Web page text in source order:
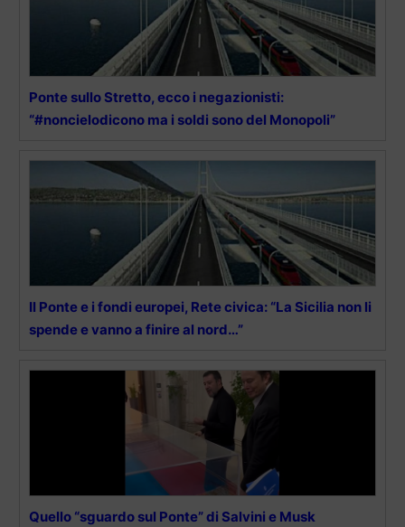
Ponte sullo Stretto, ecco i negazionisti:
“#noncielodicono ma i soldi sono del Monopoli”
Il Ponte e i fondi europei, Rete civica: “La Sicilia non li
spende e vanno a finire al nord…”
Quello “sguardo sul Ponte” di Salvini e Musk